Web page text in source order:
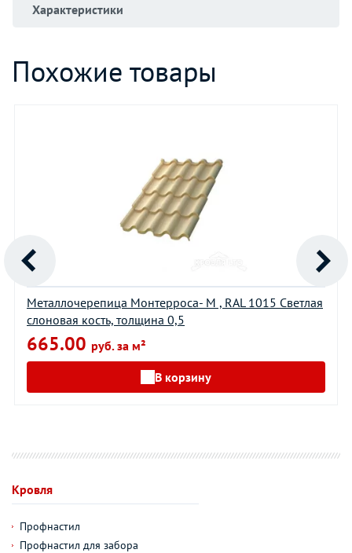
Характеристики
Похожие товары
Металлочерепица Монтерроса- M , RAL 1015 Светлая
слоновая кость, толщина 0,5
665.00 руб. за м²
В корзину
Кровля
Профнастил
Профнастил для забора